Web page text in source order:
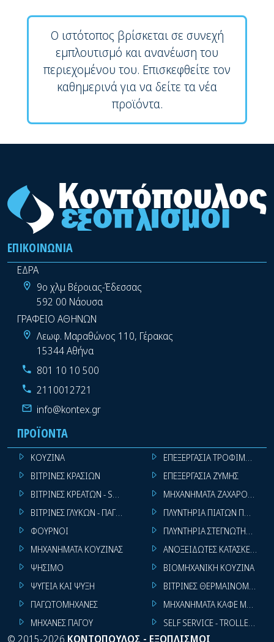
Ο ιστότοπος βρίσκεται σε συνεχή
εμπλουτισμό και ανανέωση του
περιεχομένου του. Επισκεφθείτε τον
καθημερινά για να δείτε τα νέα
προϊόντα.
ΕΠΙΚΟΙΝΩΝΊΑ
ΕΔΡΑ
9ο χλμ Βέροιας-Έδεσσας
592 00 Νάουσα
ΓΡΑΦΕΙΟ ΑΘΗΝΩΝ
Λεωφ. Μαραθώνος 110, Γέρακας
15344 Αθήνα
801 10 10 500
2110012721
info@kontex.gr
ΠΡΟΪΌΝΤΑ
ΚΟΥΖΙΝΑ
ΒΙΤΡΙΝΕΣ ΚΡΑΣΙΩΝ
ΒΙΤΡΙΝΕΣ ΚΡΕΑΤΩΝ - SUPER MARKET
ΒΙΤΡΙΝΕΣ ΓΛΥΚΩΝ - ΠΑΓΩΤΩΝ
ΦΟΥΡΝΟΙ
ΜΗΧΑΝΗΜΑΤΑ ΚΟΥΖΙΝΑΣ
ΨΗΣΙΜΟ
ΨΥΓΕΙΑ ΚΑΙ ΨΥΞΗ
ΠΑΓΩΤΟΜΗΧΑΝΕΣ
ΜΗΧΑΝΕΣ ΠΑΓΟΥ
ΕΠΕΞΕΡΓΑΣΙΑ ΤΡΟΦΙΜΩΝ
ΕΠΕΞΕΡΓΑΣΙΑ ΖΥΜΗΣ
ΜΗΧΑΝΗΜΑΤΑ
ΠΛΥΝΤΗΡΙΑ ΠΙΑΤΩΝ
ΠΛΥΝΤΗΡΙΑ ΣΤΕΓΝΩΤΗΡΙΑ
ΑΝΟΞΕΙΔΩΤΕΣ ΚΑΤΑΣΚΕΥΕΣ
ΒΙΟΜΗΧΑΝΙΚΗ ΚΟΥΖΙΝΑ
ΒΙΤΡΙΝΕΣ ΘΕΡΜΑΙΝΟΜΕΝΕΣ
ΜΗΧΑΝΗΜΑΤΑ ΚΑΦΕ ΜΠΑΡ
SELF SERVICE - TROLLEY -
© 2015-2026 ΚΟΝΤΟΠΟΥΛΟΣ - ΕΞΟΠΛΙΣΜΟΙ